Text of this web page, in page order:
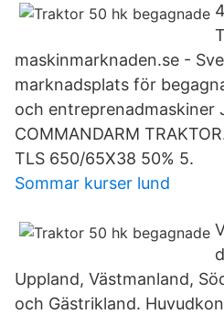
maskinmarknaden.se -
marknadsplats för
och entreprenadmaskiner
COMMANDARM
TLS 650/65X38 50% 5.
Sommar kurser lund
Uppland, Västmanland,
och Gästrikland.